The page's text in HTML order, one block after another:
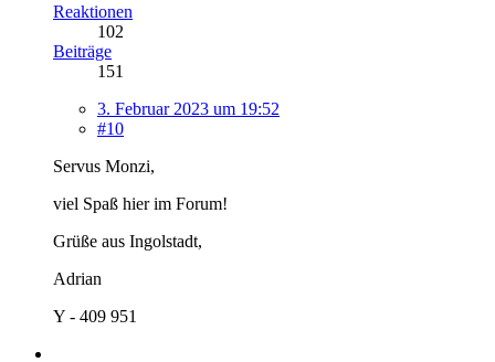
Reaktionen
102
Beiträge
151
3. Februar 2023 um 19:52
#10
Servus Monzi,
viel Spaß hier im Forum!
Grüße aus Ingolstadt,
Adrian
Y - 409 951